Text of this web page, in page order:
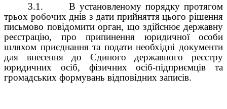
3.1.
В установленому порядку протягом
трьох робочих днів з дати прийняття цього рішення
письмово повідомити орган, що здійснює державну
реєстрацію, про припинення юридичної особи
шляхом приєднання та подати необхідні документи
для внесення до Єдиного державного реєстру
юридичних осіб, фізичних осіб-підприємців та
громадських формувань відповідних записів.